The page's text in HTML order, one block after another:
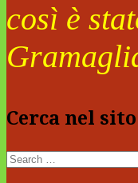
così è
Cerca nel sito